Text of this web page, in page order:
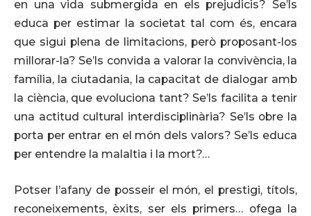
en una vida submergida en els prejudicis? Se’ls
educa per estimar la societat tal com és, encara
que sigui plena de limitacions, però proposant-los
millorar-la? Se’ls convida a valorar la convivència, la
família, la ciutadania, la capacitat de dialogar amb
la ciència, que evoluciona tant? Se’ls facilita a tenir
una actitud cultural interdisciplinària? Se’ls obre la
porta per entrar en el món dels valors? Se’ls educa
per entendre la malaltia i la mort?…
Potser l’afany de posseir el món, el prestigi, títols,
reconeixements, èxits, ser els primers… ofega la